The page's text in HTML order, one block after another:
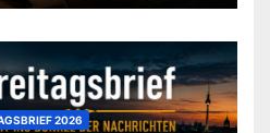
2026